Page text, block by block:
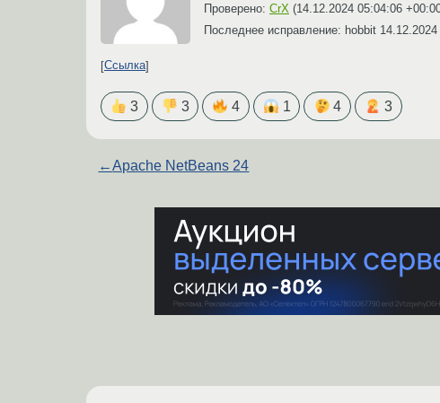
Проверено: CrX (14.12.2024 05:04:06
Последнее исправление: hobbit
Ссылка
3 3 4 1 4 3
←Apache NetBeans 24